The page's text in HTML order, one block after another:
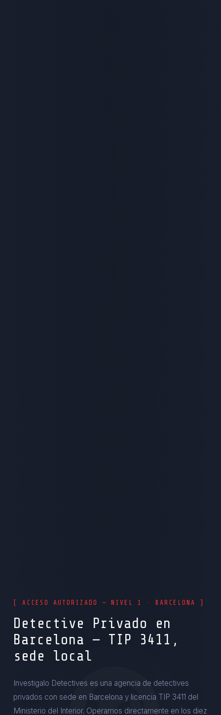
[ ACCESO AUTORIZADO — NIVEL 1 · BARCELONA ]
Detective Privado en
Barcelona — TIP 3411,
sede local
Investigalo Detectives es una agencia de detectives
privados con sede en Barcelona y licencia TIP 3411 del
Ministerio del Interior. Operamos directamente en los diez